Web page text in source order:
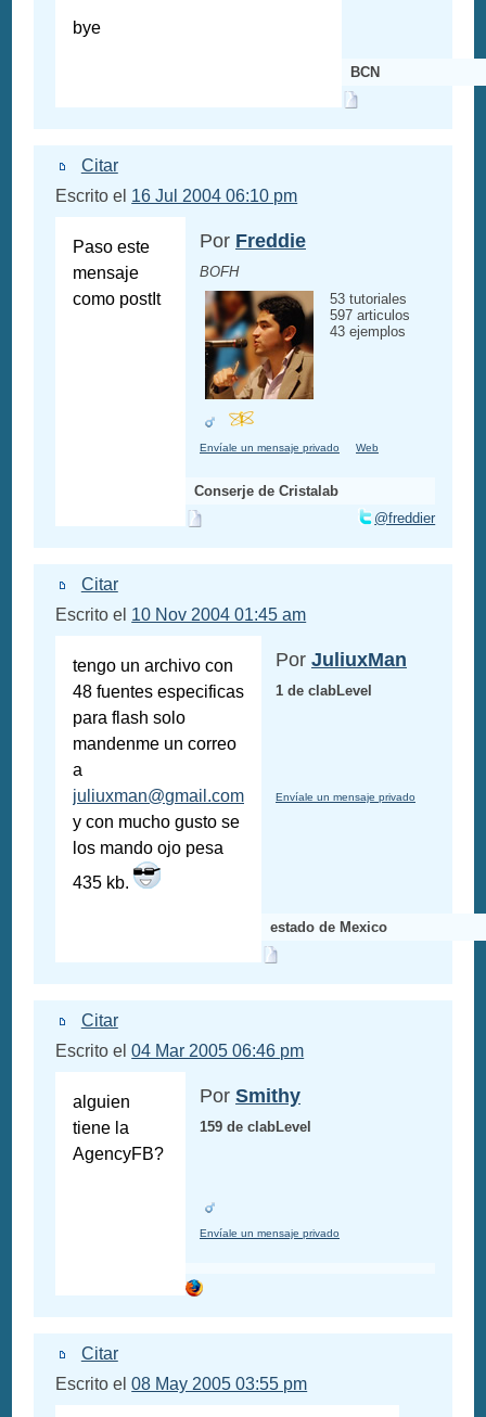
bye
BCN
Citar
Escrito el 16 Jul 2004 06:10 pm
Paso este
mensaje
como postIt
Por Freddie
BOFH
53 tutoriales
597 articulos
43 ejemplos
Envíale un mensaje privado Web
Conserje de Cristalab
@freddier
Citar
Escrito el 10 Nov 2004 01:45 am
tengo un archivo con
48 fuentes especificas
para flash solo
mandenme un correo
a
juliuxman@gmail.com
y con mucho gusto se
los mando ojo pesa
435 kb.
Por JuliuxMan
1 de clabLevel
Envíale un mensaje privado
estado de Mexico
Citar
Escrito el04 Mar 2005 06:46 pm
alguien
tiene la
AgencyFB?
Por Smithy
159 de clabLevel
Envíale un mensaje privado
Citar
Escrito el08 May 2005 03:55 pm